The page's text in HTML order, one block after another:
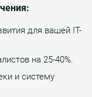
для вашей IT-
на 25-40%.
и систему